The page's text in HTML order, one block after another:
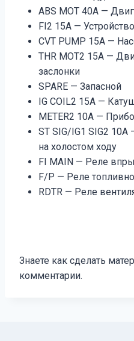
ABS MOT 40A —
FI2 15A —
CVT PUMP 15A —
THR MOT2 15A —
заслонки
SPARE — Запасной
IG COIL2 15A —
METER2 10A —
ST SIG/IG1 SIG2
на холостом ходу
FI MAIN — Реле
F/P — Реле
RDTR — Реле
Знаете как сделать
комментарии.